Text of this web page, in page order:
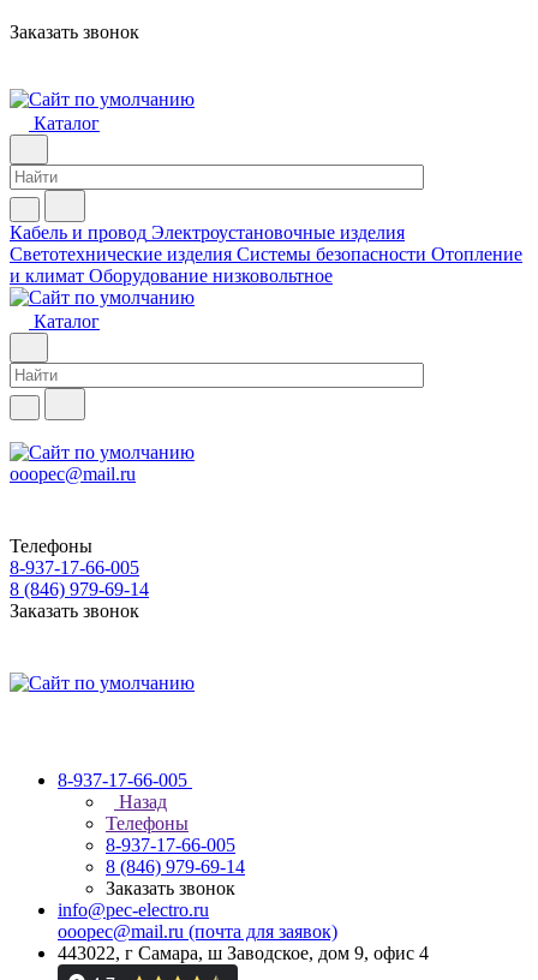
Заказать звонок
Каталог
Кабель и провод Электроустановочные изделия
Светотехнические изделия Системы безопасности Отопление
и климат Оборудование низковольтное
Каталог
ooopec@mail.ru
Телефоны
8-937-17-66-005
8 (846) 979-69-14
Заказать звонок
8-937-17-66-005
Назад
Телефоны
8-937-17-66-005
8 (846) 979-69-14
Заказать звонок
info@pec-electro.ru
ooopec@mail.ru (почта для заявок)
443022, г Самара, ш Заводское, дом 9, офис 4